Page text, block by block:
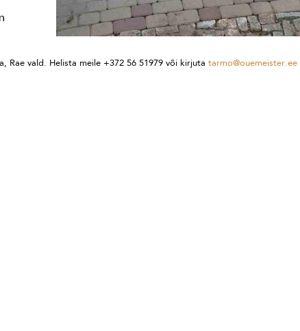
Rae vald. Helista meile +372 56 51979 või kirjuta tarmo@ouemeister.ee